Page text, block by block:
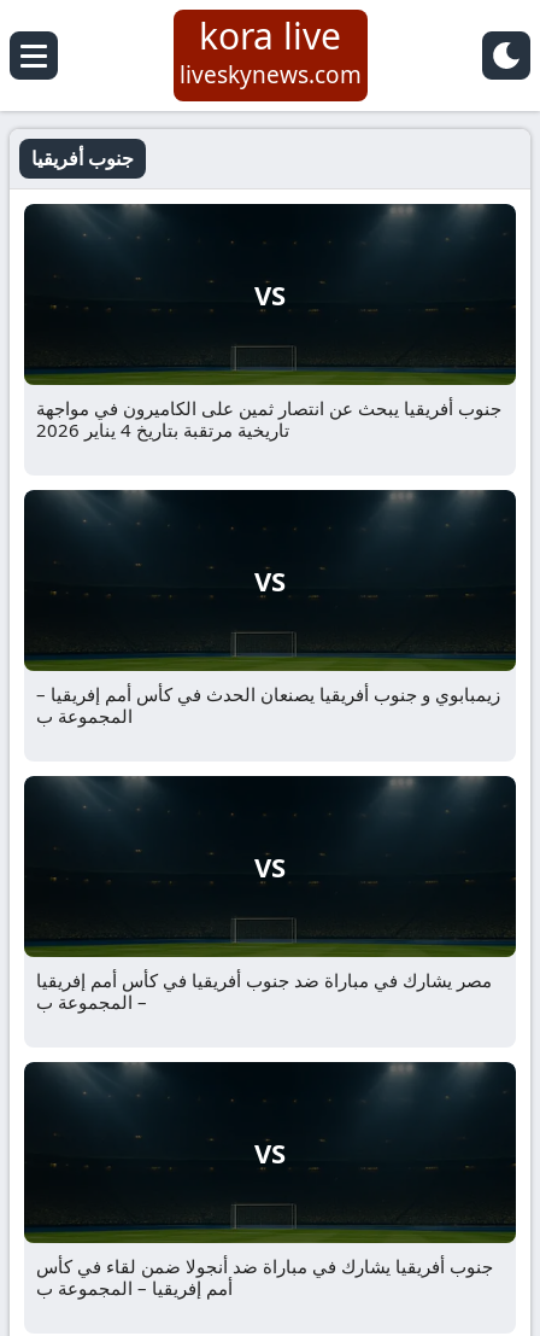
kora live
liveskynews.com
جنوب أفريقيا
VS
جنوب أفريقيا يبحث عن انتصار ثمين على الكاميرون في مواجهة
تاريخية مرتقبة بتاريخ 4 يناير 2026
VS
زيمبابوي و جنوب أفريقيا يصنعان الحدث في كأس أمم إفريقيا –
المجموعة ب
VS
مصر يشارك في مباراة ضد جنوب أفريقيا في كأس أمم إفريقيا
– المجموعة ب
VS
جنوب أفريقيا يشارك في مباراة ضد أنجولا ضمن لقاء في كأس
أمم إفريقيا – المجموعة ب